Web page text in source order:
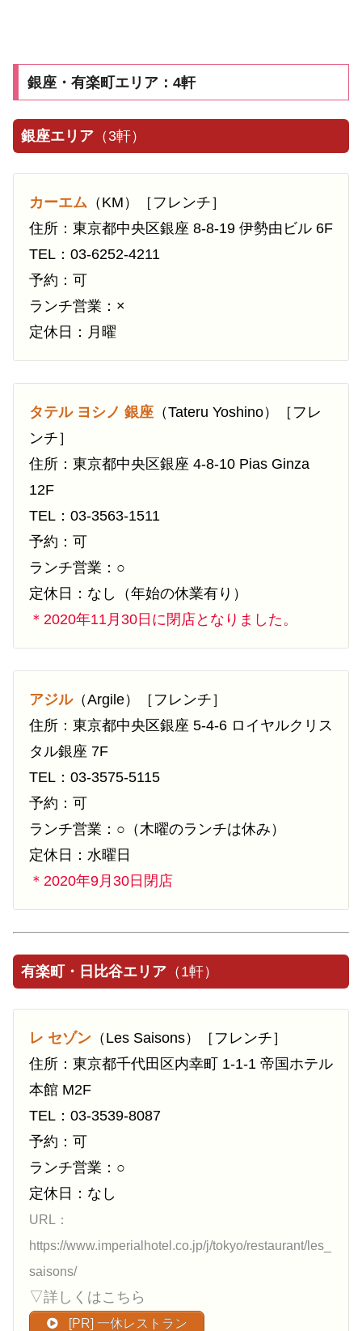
銀座・有楽町エリア：4軒
銀座エリア （3軒）
カーエム （KM）［フレンチ］
住所：東京都中央区銀座 8-8-19 伊勢由ビル 6F
TEL：03-6252-4211
予約：可
ランチ営業：×
定休日：月曜
タテル ヨシノ 銀座 （Tateru Yoshino）［フレ
ンチ］
住所：東京都中央区銀座 4-8-10 Pias Ginza
12F
TEL：03-3563-1511
予約：可
ランチ営業：○
定休日：なし（年始の休業有り）
＊2020年11月30日に閉店となりました。
アジル（Argile）［フレンチ］
住所：東京都中央区銀座 5-4-6 ロイヤルクリス
タル銀座 7F
TEL：03-3575-5115
予約：可
ランチ営業：○（木曜のランチは休み）
定休日：水曜日
＊2020年9月30日閉店
有楽町・日比谷エリア （1軒）
レ セゾン （Les Saisons）［フレンチ］
住所：東京都千代田区内幸町 1-1-1 帝国ホテル
本館 M2F
TEL：03-3539-8087
予約：可
ランチ営業：○
定休日：なし
URL：
https://www.imperialhotel.co.jp/j/tokyo/restaurant/les_
saisons/
▽詳しくはこちら
[PR] 一休レストラン